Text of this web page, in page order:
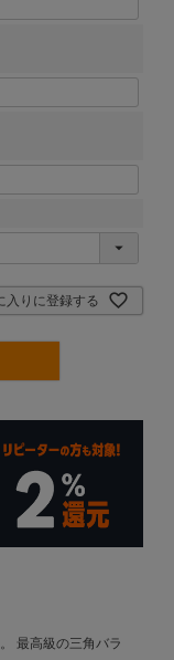
入りに登録する
最高級の三角バラ